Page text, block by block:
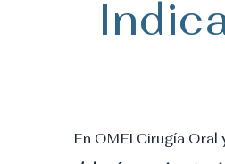
En OMFI Cirugía